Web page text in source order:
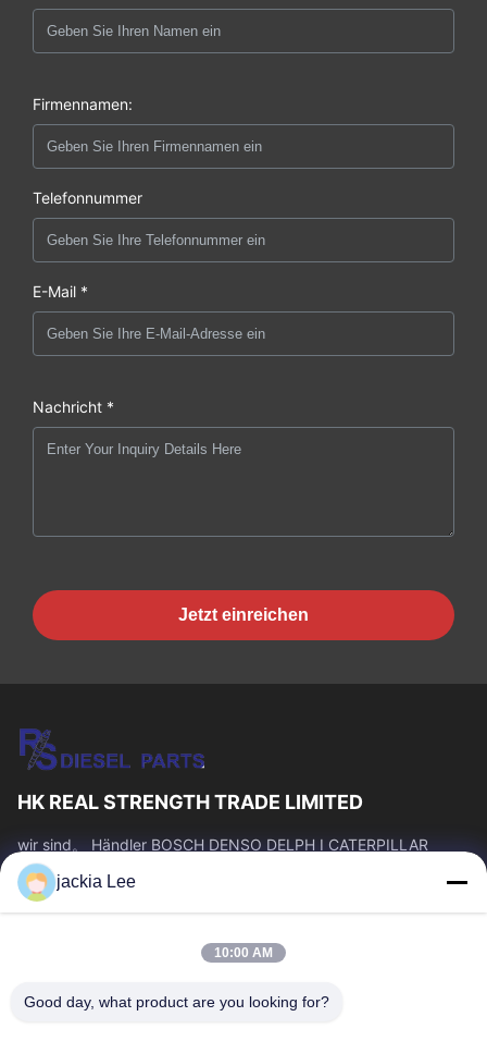
Firmennamen:
Telefonnummer
E-Mail *
Nachricht *
Jetzt einreichen
HK REAL STRENGTH TRADE LIMITED
wir sind。 Händler BOSCH DENSO DELPH I CATERPILLAR
VOLVO CUMMINS TOYOTA ISUZU Company whatsapp Zahl:
0086 159 2067 9523.
Schnelllinks
Produkte
Über Uns
Werksbesichtigung
jackia Lee
10:00 AM
Good day, what product are you looking for?